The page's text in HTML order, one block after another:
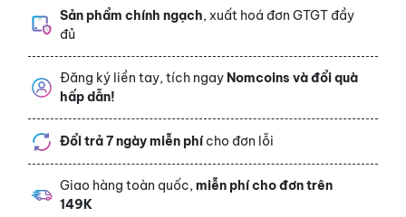
Sản phẩm chính ngạch, xuất hoá đơn GTGT đầy
đủ
Đăng ký liền tay, tích ngay Nomcoins và đổi quà
hấp dẫn!
Đổi trả 7 ngày miễn phícho đơn lỗi
Giao hàng toàn quốc,miễn phí cho đơn trên
149K